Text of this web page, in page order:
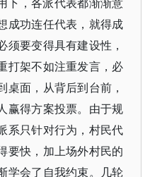
成功连任代表，就得成
须要变得具有建设性，
打架不如注重发言，必
桌面，从背后到台前，
赢得方案投票。由于规
系只针对行为，村民代
要快，加上场外村民的
学会了自我约束。几轮